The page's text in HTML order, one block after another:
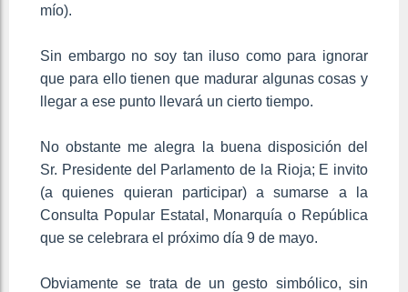
mío).
Sin embargo no soy tan iluso como para ignorar
que para ello tienen que madurar algunas cosas y
llegar a ese punto llevará un cierto tiempo.
No obstante me alegra la buena disposición del
Sr. Presidente del Parlamento de la Rioja; E invito
(a quienes quieran participar) a sumarse a la
Consulta Popular Estatal, Monarquía o República
que se celebrara el próximo día 9 de mayo.
Obviamente se trata de un gesto simbólico, sin